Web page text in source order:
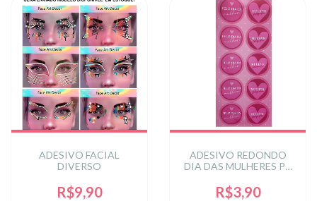
ADESIVO FACIAL
DIVERSO
R$9,90
ADESIVO REDONDO
DIA DAS MULHERES PT
R$3,90